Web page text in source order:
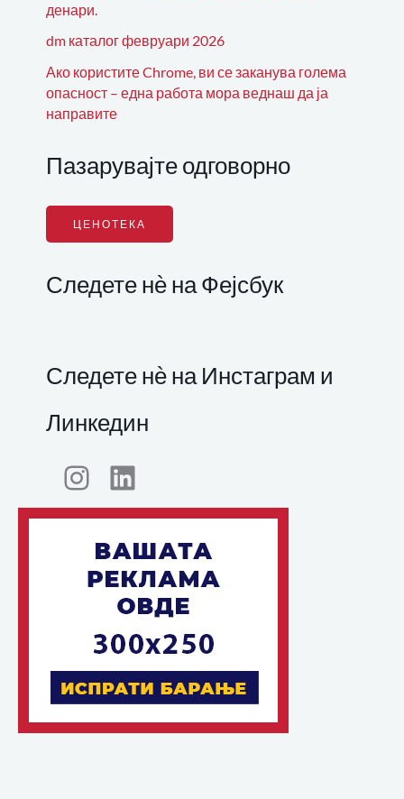
денари.
dm каталог февруари 2026
Ако користите Chrome, ви се заканува голема
опасност – една работа мора веднаш да ја
направите
Пазарувајте одговорно
ЦЕНОТЕКА
Следете нѐ на Фејсбук
Следете нѐ на Инстаграм и
Линкедин